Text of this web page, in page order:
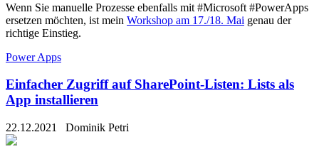
Wenn Sie manuelle Prozesse ebenfalls mit #Microsoft #PowerApps
ersetzen möchten, ist mein Workshop am 17./18. Mai genau der
richtige Einstieg.
Power Apps
Einfacher Zugriff auf SharePoint-Listen: Lists als
App installieren
22.12.2021 Dominik Petri